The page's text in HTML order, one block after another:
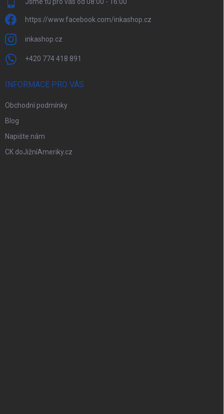
Jsme tu pro vás od 08:00 - 16:00
https://www.facebook.com/inkashop.cz
inkashop.cz
+420 774 418 891
INFORMACE PRO VÁS
Obchodní podmínky
Blog
Napište nám
CK doJižníAmeriky.cz